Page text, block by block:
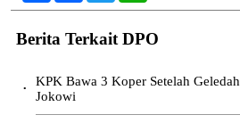
Berita Terkait DPO
•
KPK Bawa 3 Koper Setelah
Jokowi